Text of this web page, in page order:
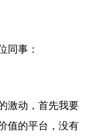
同事：
激动，首先我要
值的平台，没有